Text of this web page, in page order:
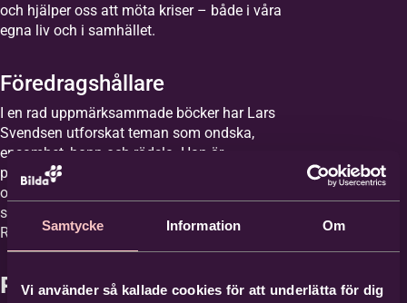
Samtycke Information Om
Vi använder så kallade cookies för att underlätta för dig
E-post*
Telefon
och hjälper oss att möta kriser – både i våra
egna liv och i samhället.
Föredragshållare
I en rad uppmärksammade böcker har Lars
Svendsen utforskat teman som ondska,
ensamhet, hopp och rädsla. Han är
professor i filosofi vid universitet i Bergen
och nådde en bred publik 2025 när han
sommarpratade i Sommar i P1 i Sveriges
Radio.
Praktisk information